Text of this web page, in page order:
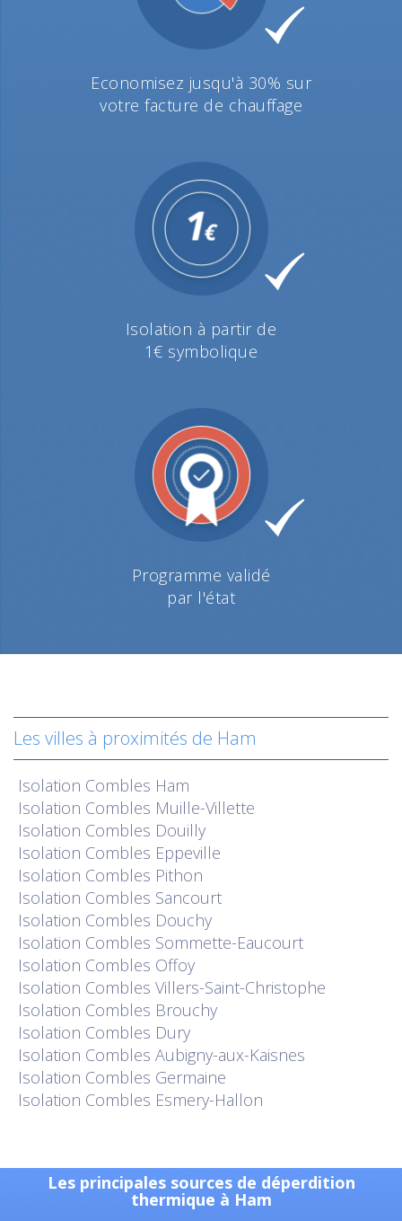
Economisez jusqu'à 30% sur
votre facture de chauffage
Isolation à partir de
1€ symbolique
Programme validé
par l'état
Les villes à proximités de Ham
Isolation Combles Ham
Isolation Combles Muille-Villette
Isolation Combles Douilly
Isolation Combles Eppeville
Isolation Combles Pithon
Isolation Combles Sancourt
Isolation Combles Douchy
Isolation Combles Sommette-Eaucourt
Isolation Combles Offoy
Isolation Combles Villers-Saint-Christophe
Isolation Combles Brouchy
Isolation Combles Dury
Isolation Combles Aubigny-aux-Kaisnes
Isolation Combles Germaine
Isolation Combles Esmery-Hallon
Les principales sources de déperdition
thermique à Ham